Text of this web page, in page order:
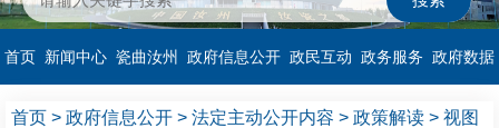
首页 新闻中心 瓷曲汝州 政府信息公开 政民互动 政务服务 政府数据
首页 > 政府信息公开 > 法定主动公开内容 > 政策解读 > 视图